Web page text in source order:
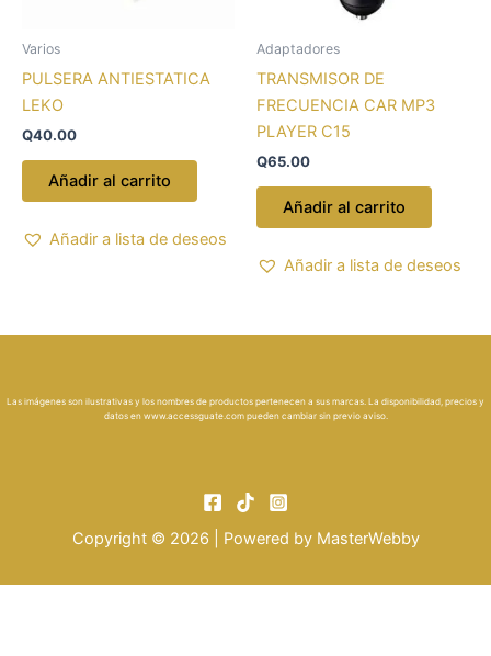
Varios
PULSERA ANTIESTATICA
LEKO
Q40.00
Añadir al carrito
Añadir a lista de deseos
Adaptadores
TRANSMISOR DE
FRECUENCIA CAR MP3
PLAYER C15
Q65.00
Añadir al carrito
Añadir a lista de deseos
Las imágenes son ilustrativas y los nombres de productos pertenecen a sus marcas. La disponibilidad, precios y
datos en www.accessguate.compueden cambiar sin previo aviso.
Copyright © 2026 | Powered by MasterWebby